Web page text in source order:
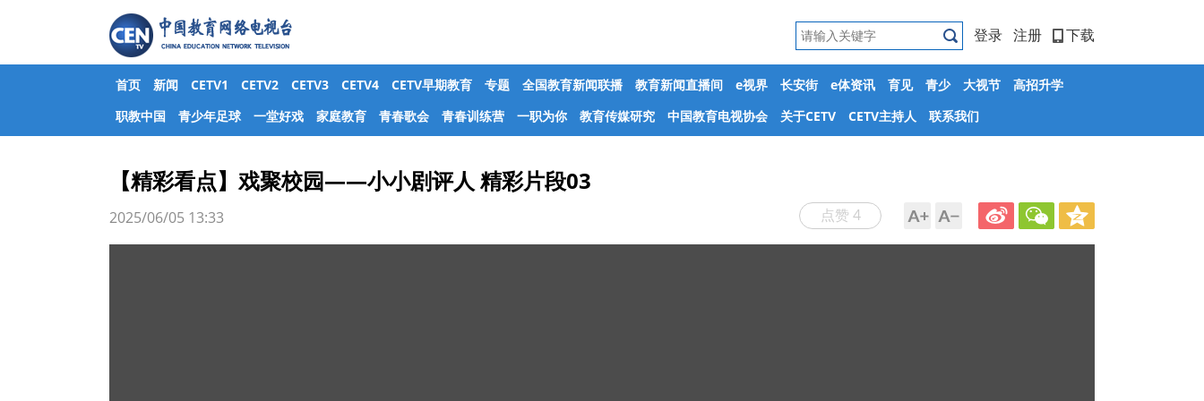
登录 注册 下载
首页 新闻 CETV1 CETV2 CETV3 CETV4 CETV早期教育 专题 全国教育新闻联播 教育新闻直播间 e视界 长安街 e体资讯 育见 青少 大视节
高招升学
职教中国
青少年足球 一堂好戏 家庭教育 青春歌会 青春训练营 一职为你 教育传媒研究 中国教育电视协会 关于CETV CETV主持人 联系我们
【精彩看点】戏聚校园——小小剧评人 精彩片段03
点赞 4
2025/06/05 13:33